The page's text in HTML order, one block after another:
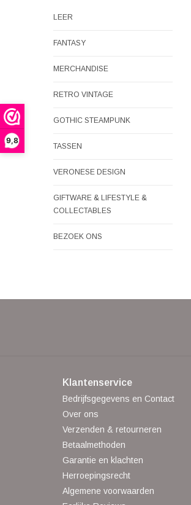
9,8
LEER
FANTASY
MERCHANDISE
RETRO VINTAGE
GOTHIC STEAMPUNK
TASSEN
VERONESE DESIGN
GIFTWARE & LIFESTYLE &
COLLECTABLES
BEZOEK ONS
Klantenservice
Bedrijfsgegevens en Contact
Over ons
Verzenden & retourneren
Betaalmethoden
Garantie en klachten
Herroepingsrecht
Algemene voorwaarden